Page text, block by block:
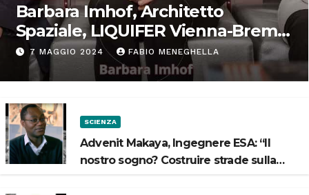
Barbara Imhof, Architetto
Spaziale, LIQUIFER Vienna-Brema:
“Progettiamo habitat per lo
Spazio”
7 MAGGIO 2024 FABIO MENEGHELLA
SCIENZA
Advenit Makaya, Ingegnere ESA: “Il
nostro sogno? Costruire strade sulla